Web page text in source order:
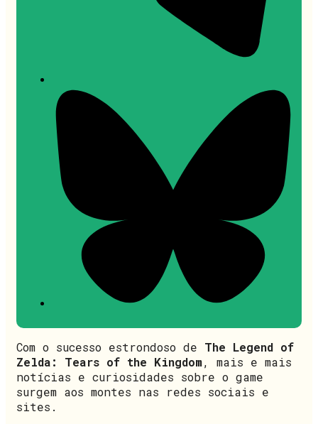
Com o sucesso estrondoso de The Legend of
Zelda: Tears of the Kingdom, mais e mais
notícias e curiosidades sobre o game
surgem aos montes nas redes sociais e
sites.